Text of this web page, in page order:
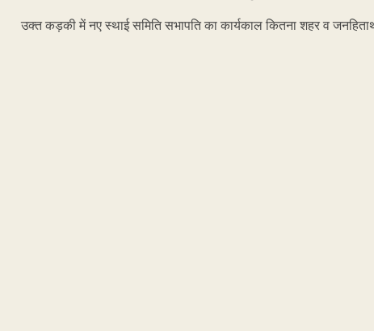
उक्त कड़की में नए स्थाई समिति सभापति का कार्यकाल कितना शहर व